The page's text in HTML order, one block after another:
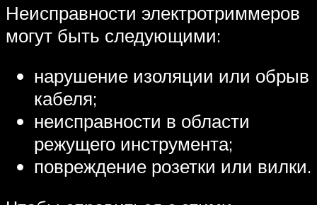
Неисправности электротриммеров
могут быть следующими:
нарушение изоляции или обрыв
кабеля;
неисправности в области
режущего инструмента;
повреждение розетки или вилки.